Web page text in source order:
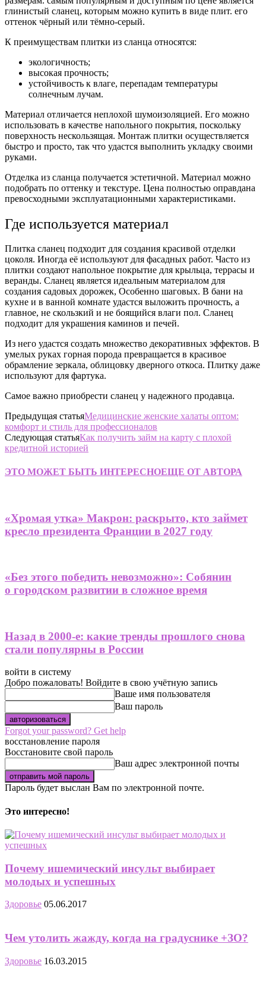
глинистый сланец, которым можно купить в виде плит. его
оттенок чёрный или тёмно-серый.
К преимуществам плитки из сланца относятся:
экологичность;
высокая прочность;
устойчивость к влаге, перепадам температуры
солнечным лучам.
Материал отличается неплохой шумоизоляцией. Его можно
использовать в качестве напольного покрытия, поскольку
поверхность нескользящая. Монтаж плитки осуществляется
быстро и просто, так что удастся выполнить укладку своими
руками.
Отделка из сланца получается эстетичной. Материал можно
подобрать по оттенку и текстуре. Цена полностью оправдана
превосходными эксплуатационными характеристиками.
Где используется материал
Плитка сланец подходит для создания красивой отделки
цоколя. Иногда её используют для фасадных работ. Часто из
плитки создают напольное покрытие для крыльца, террасы и
веранды. Сланец является идеальным материалом для
создания садовых дорожек, Особенно шаговых. В бани на
кухне и в ванной комнате удастся выложить прочность, а
главное, не скользкий и не боящийся влаги пол. Сланец
подходит для украшения каминов и печей.
Из него удастся создать множество декоративных эффектов. В
умелых руках горная порода превращается в красивое
обрамление зеркала, облицовку дверного откоса. Плитку даже
используют для фартука.
Самое важно приобрести сланец у надежного продавца.
Предыдущая статьяМедицинские женские халаты оптом:
комфорт и стиль для профессионалов
Следующая статьяКак получить займ на карту с плохой
кредитной историей
ЭТО МОЖЕТ БЫТЬ ИНТЕРЕСНОЕЩЕ ОТ АВТОРА
«Хромая утка» Макрон: раскрыто, кто займет
кресло президента Франции в 2027 году
«Без этого победить невозможно»: Собянин
о городском развитии в сложное время
Назад в 2000-е: какие тренды прошлого снова
стали популярны в России
войти в систему
Добро пожаловать! Войдите в свою учётную запись
Ваше имя пользователя
Ваш пароль
Forgot your password? Get help
восстановление пароля
Восстановите свой пароль
Ваш адрес электронной почты
Пароль будет выслан Вам по электронной почте.
Это интересно!
Почему ишемический инсульт выбирает
молодых и успешных
Здоровье 05.06.2017
Чем утолить жажду, когда на градуснике +ЗО?
Здоровье 16.03.2015